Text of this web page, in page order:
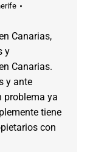
Canarias,
y
Canarias.
y ante
problema ya
tiene
con